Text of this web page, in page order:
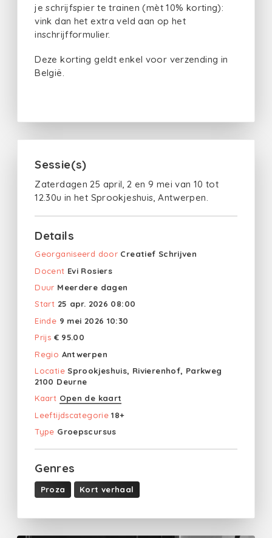
je schrijfspier te trainen (mèt 10% korting):
vink dan het extra veld aan op het
inschrijfformulier.
Deze korting geldt enkel voor verzending in
België.
Sessie(s)
Zaterdagen 25 april, 2 en 9 mei van 10 tot
12.30u in het Sprookjeshuis, Antwerpen.
Details
Georganiseerd door Creatief Schrijven
Docent Evi Rosiers
Duur Meerdere dagen
Start 25 apr. 2026 08:00
Einde 9 mei 2026 10:30
Prijs € 95.00
Regio Antwerpen
Locatie Sprookjeshuis, Rivierenhof, Parkweg
2100 Deurne
Kaart Open de kaart
Leeftijdscategorie 18+
Type Groepscursus
Genres
Proza Kort verhaal